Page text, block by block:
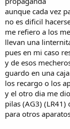
a
aunque cada vez
no es dificil
me refiero a los
llevan una
pues en mi caso
y de esos
guardo en una
los recargo o los
y el otro dia me
pilas (AG3)
para otros